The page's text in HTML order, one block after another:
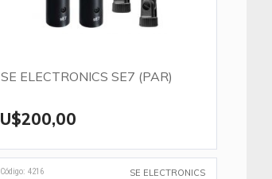
SE ELECTRONICS SE7 (PAR)
U$200,00
Código: 4216 SE ELECTRONICS